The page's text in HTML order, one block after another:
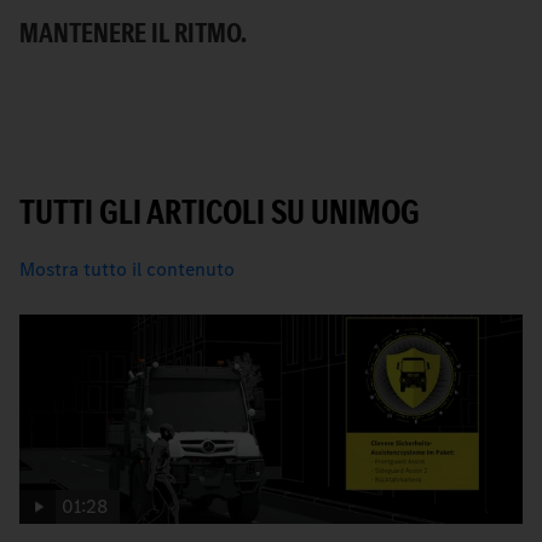
MANTENERE IL RITMO.
TUTTI GLI ARTICOLI SU UNIMOG
Mostra tutto il contenuto
01:28